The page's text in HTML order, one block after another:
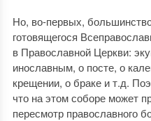
Но, во-первых,
готовящегося
в Православной Церкви:
инославным, о посте, о
крещении, о браке и т.д.
что на этом соборе может
пересмотр православного